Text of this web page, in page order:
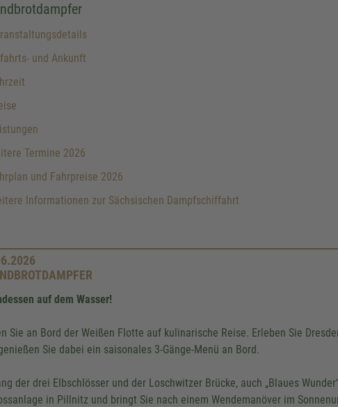
und Ankunft
Termine 2026
und Fahrpreise 2026
Informationen zur Sächsischen Dampfschiffahrt
auf dem Wasser!
Sie an Bord der Weißen Flotte auf kulinarische Reise. Erleben Sie
Sie dabei ein saisonales 3-Gänge-Menü an Bord.
der drei Elbschlösser und der Loschwitzer Brücke, auch „Blaues
in Pillnitz und bringt Sie nach einem Wendemanöver im